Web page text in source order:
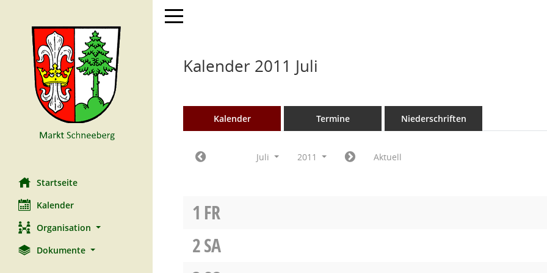
Startseite
Kalender
Organisation
Dokumente
Toggle navigation
Kalender 2011 Juli
Kalender Termine Niederschriften
Juli 2011 Aktuell
1 FR
2SA